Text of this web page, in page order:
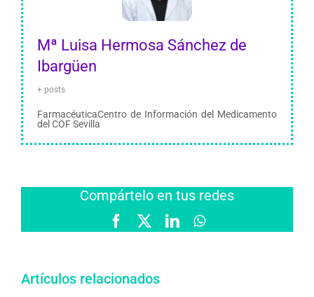
Mª Luisa Hermosa Sánchez de
Ibargüen
+ posts
FarmacéuticaCentro de Información del Medicamento
del COF Sevilla
Compártelo en tus redes
Facebook
X LinkedInWhatsApp
Artículos relacionados